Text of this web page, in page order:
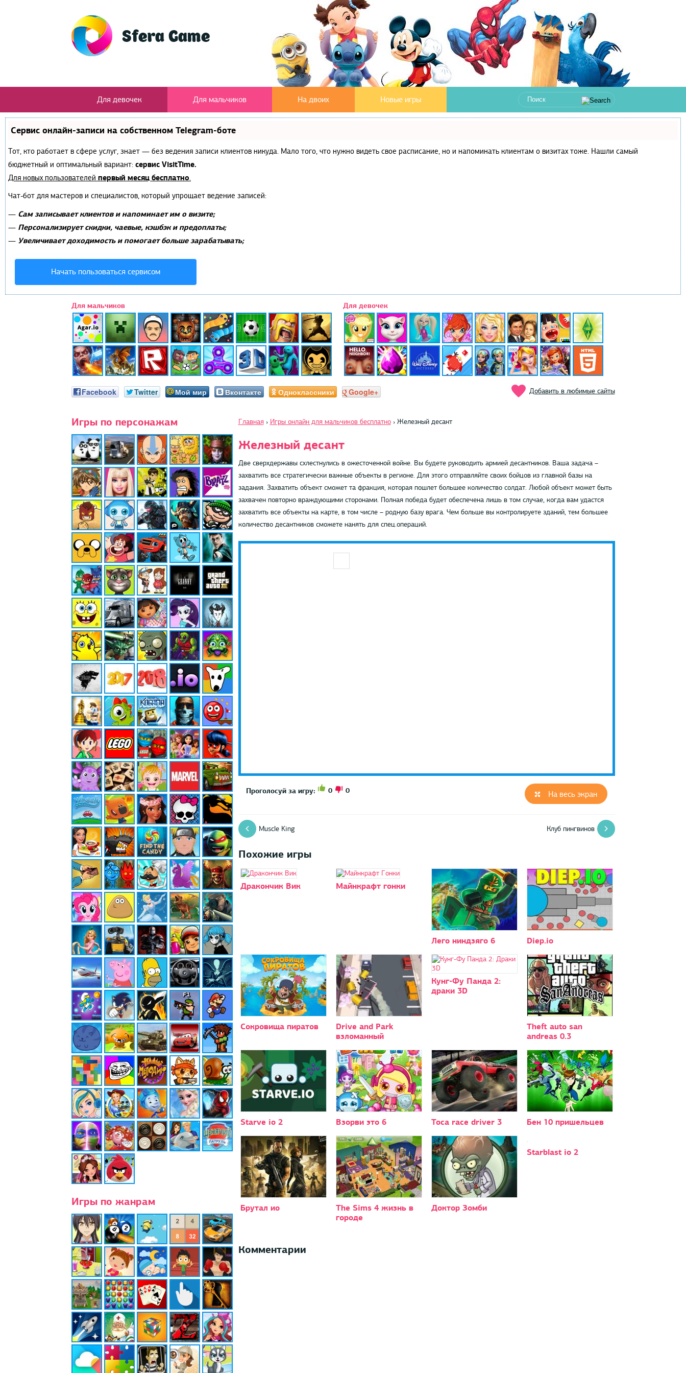
Для девочек Для мальчиков На двоих Новые игры
Сервис онлайн-записи на собственном Telegram-боте
Тот, кто работает в сфере услуг, знает — без ведения записи клиентов никуда. Мало того, что нужно видеть свое расписание, но и напоминать клиентам о визитах тоже. Нашли самый
бюджетный и оптимальный вариант: сервис VisitTime.
Для новых пользователей первый месяц бесплатно.
Чат-бот для мастеров и специалистов, который упрощает ведение записей:
— Сам записывает клиентов и напоминает им о визите;
— Персонализирует скидки, чаевые, кэшбэк и предоплаты;
— Увеличивает доходимость и помогает больше зарабатывать;
Начать пользоваться сервисом
Для мальчиков Для девочек
Facebook Twitter Мой мир Вконтакте Одноклассники Google+ Добавить в любимые сайты
Игры по персонажам
Игры по жанрам
Главная › Игры онлайн для мальчиков бесплатно › Железный десант
Железный десант
Две сверхдержавы схлестнулись в ожесточенной войне. Вы будете руководить армией десантников. Ваша задача –
захватить все стратегически важные объекты в регионе. Для этого отправляйте своих бойцов из главной базы на
задания. Захватить объект сможет та фракция, которая пошлет большее количество солдат. Любой объект может быть
захвачен повторно враждующими сторонами. Полная победа будет обеспечена лишь в том случае, когда вам удастся
захватить все объекты на карте, в том числе – родную базу врага. Чем больше вы контролируете зданий, тем большее
количество десантников сможете нанять для спец.операций.
На весь экран
Проголосуй за игру: 0 0
Muscle King Клуб пингвинов
Похожие игры
Дракончик Вик Майнкрафт гонки
Лего ниндзяго 6 Diep.io
Сокровища пиратов
Drive and Park
взломанный
Кунг-Фу Панда 2:
драки 3D
Theft auto san
andreas 0.3
Starve io 2 Взорви это 6 Toca race driver 3 Бен 10 пришельцев
Брутал ио
The Sims 4 жизнь в
городе
Доктор Зомби
Starblast io 2
Комментарии